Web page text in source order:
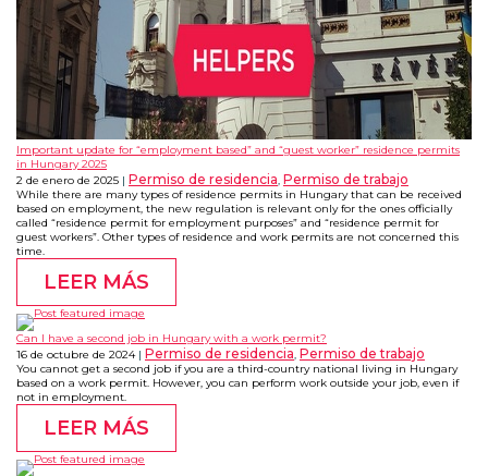
Important update for “employment based” and “guest worker” residence permits
in Hungary 2025
2 de enero de 2025
Permiso de residencia, Permiso de trabajo
While there are many types of residence permits in Hungary that can be received
based on employment, the new regulation is relevant only for the ones officially
called “residence permit for employment purposes” and “residence permit for
guest workers”. Other types of residence and work permits are not concerned this
time.
LEER MÁS
Can I have a second job in Hungary with a work permit?
16 de octubre de 2024
Permiso de residencia, Permiso de trabajo
You cannot get a second job if you are a third-country national living in Hungary
based on a work permit. However, you can perform work outside your job, even if
not in employment.
LEER MÁS